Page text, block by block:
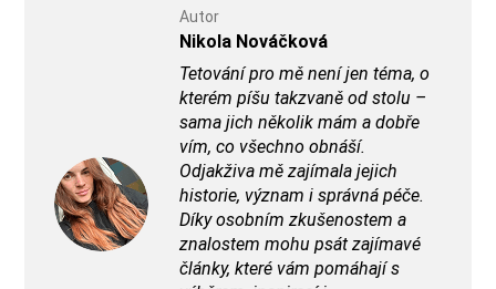
Autor
Nikola Nováčková
Tetování pro mě není jen téma, o
kterém píšu takzvaně od stolu –
sama jich několik mám a dobře
vím, co všechno obnáší.
Odjakživa mě zajímala jejich
historie, význam i správná péče.
Díky osobním zkušenostem a
znalostem mohu psát zajímavé
články, které vám pomáhají s